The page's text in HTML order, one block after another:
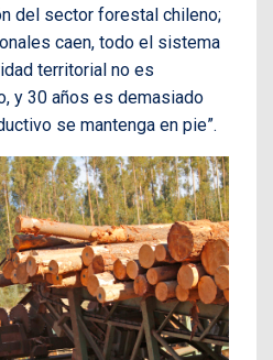
del sector forestal chileno;
caen, todo el sistema
territorial no es
y 30 años es demasiado
se mantenga en pie”.